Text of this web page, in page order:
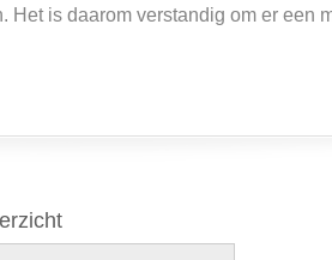
is daarom verstandig om er een